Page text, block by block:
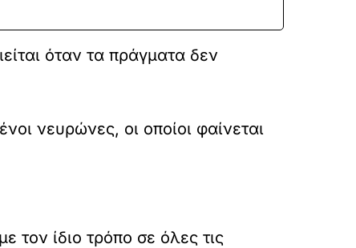
όταν τα πράγματα δεν
νευρώνες, οι οποίοι φαίνεται
τον ίδιο τρόπο σε όλες τις